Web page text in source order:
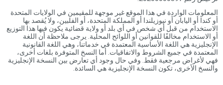
المعلومات الواردة في هذا الموقع غير موجهة للمقيمين في الولايات المتحدة
أو كندا أو اليابان أو نيوزيلندا أو المملكة المتحدة، أو الفلبين، ولا يُقصد بها
الاستخدام من قبل أي شخص في أي بلد أو ولاية قضائية يكون فيها هذا التوزيع
أو الاستخدام مخالفًا للقوانين أو اللوائح المحلية. يرجى ملاحظة أن اللغة
الإنجليزية هي اللغة الأساسية المعتمدة في خدماتنا، وهي اللغة القانونية
المعتمدة في جميع الشروط والاتفاقيات. أما النسخ المتوفرة بلغات أخرى،
فهي لأغراض مرجعية فقط. وفي حال وجود أي تعارض بين النسخة الإنجليزية
والنسخ الأخرى، تكون النسخة الإنجليزية هي السائدة.